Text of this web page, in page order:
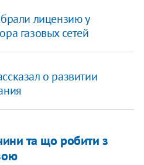
лицензию у
газовых сетей
о развитии
та що робити з